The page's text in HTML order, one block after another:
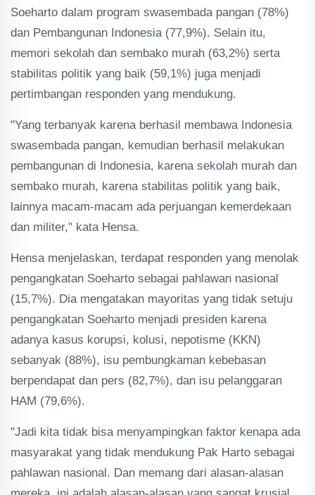
Soeharto dalam program swasembada pangan (78%)
dan Pembangunan Indonesia (77,9%). Selain itu,
memori sekolah dan sembako murah (63,2%) serta
stabilitas politik yang baik (59,1%) juga menjadi
pertimbangan responden yang mendukung.
"Yang terbanyak karena berhasil membawa Indonesia
swasembada pangan, kemudian berhasil melakukan
pembangunan di Indonesia, karena sekolah murah dan
sembako murah, karena stabilitas politik yang baik,
lainnya macam-macam ada perjuangan kemerdekaan
dan militer," kata Hensa.
Hensa menjelaskan, terdapat responden yang menolak
pengangkatan Soeharto sebagai pahlawan nasional
(15,7%). Dia mengatakan mayoritas yang tidak setuju
pengangkatan Soeharto menjadi presiden karena
adanya kasus korupsi, kolusi, nepotisme (KKN)
sebanyak (88%), isu pembungkaman kebebasan
berpendapat dan pers (82,7%), dan isu pelanggaran
HAM (79,6%).
"Jadi kita tidak bisa menyampingkan faktor kenapa ada
masyarakat yang tidak mendukung Pak Harto sebagai
pahlawan nasional. Dan memang dari alasan-alasan